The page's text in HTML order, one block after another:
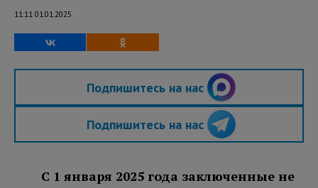
11:11 01.01.2025
Подпишитесь на нас
Подпишитесь на нас
С 1 января 2025 года заключенные не